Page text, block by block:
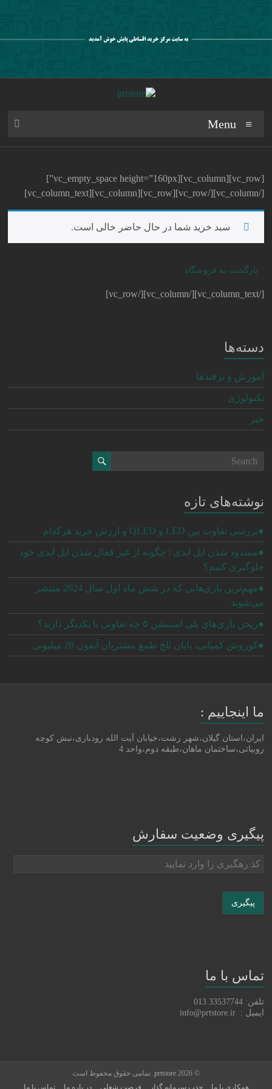
prtstore
پایش
Menu
[vc_row][vc_column][vc_empty_space height=”160px”]
[/vc_column][/vc_row][vc_row][vc_column][vc_column_text]
سبد خرید شما در حال حاضر خالی است.
بازگشت به فروشگاه
[/vc_column_text][/vc_column][/vc_row]
دسته‌ها
آموزش و ترفندها
تکنولوژی
خبر
نوشته‌های تازه
●بررسی تفاوت بین LED و QLED و ارزش خرید هرکدام
●مسدود شدن اپل ایدی | چگونه از غیر فعال شدن اپل آیدی خود
جلوگیری کنیم؟
●مهم‌ترین بازی‌هایی که در شش ماه اول سال 2024 منتشر
می‌شوند
●ریجن بازی‌های پلی استیشن ۵ چه تفاوتی با یکدیگر دارند؟
●کوروش کمپانی، پایان تلخ طمع مشتریان آیفون 20 میلیونی
ما اینجاییم :
ایران،استان گیلان،شهر رشت،خیابان آیت الله رودباری،نبش کوچه
روبیاتی،ساختمان ماهان،طبقه دوم،واحد 4
پیگیری وضعیت سفارش
تماس با ما
تلفن: 33537744 013
ایمیل : info@prtstore.ir
© 2026
prtstore. تمامی حقوق محفوظ است